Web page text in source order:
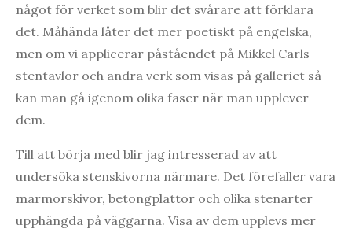
något för verket som blir det svårare att förklara
det. Måhända låter det mer poetiskt på engelska,
men om vi applicerar påståendet på Mikkel Carls
stentavlor och andra verk som visas på galleriet så
kan man gå igenom olika faser när man upplever
dem.
Till att börja med blir jag intresserad av att
undersöka stenskivorna närmare. Det förefaller vara
marmorskivor, betongplattor och olika stenarter
upphängda på väggarna. Visa av dem upplevs mer